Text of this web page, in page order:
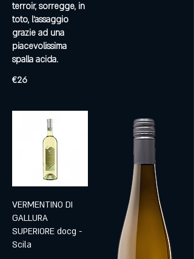
terroir, sorregge, in
toto, l'assaggio
grazie ad una
piacevolissima
spalla acida.
€26
VERMENTINO DI
GALLURA
SUPERIORE docg -
Scila